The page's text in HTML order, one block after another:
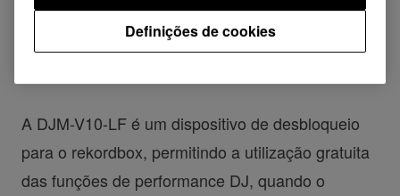
A DJM-V10-LF é um dispositivo de desbloqueio
para o rekordbox, permitindo a utilização gratuita
das funções de performance DJ, quando o
Definições de cookies